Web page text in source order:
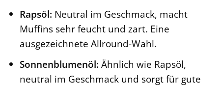
Rapsöl: Neutral im Geschmack, macht
Muffins sehr feucht und zart. Eine
ausgezeichnete Allround-Wahl.
Sonnenblumenöl: Ähnlich wie Rapsöl,
neutral im Geschmack und sorgt für gute